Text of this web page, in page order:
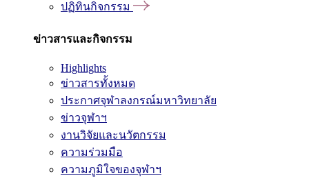
ปฏิทินกิจกรรม
ข่าวสารและกิจกรรม
Highlights
ข่าวสารทั้งหมด
ประกาศจุฬาลงกรณ์มหาวิทยาลัย
ข่าวจุฬาฯ
งานวิจัยและนวัตกรรม
ความร่วมมือ
ความภูมิใจของจุฬาฯ